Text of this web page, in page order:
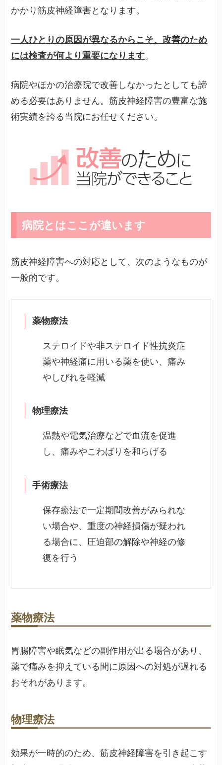
かかり筋皮神経障害となります。
一人ひとりの原因が異なるからこそ、改善のため
には検査が何より重要になります。
病院やほかの治療院で改善しなかったとしても諦
める必要はありません。筋皮神経障害の豊富な施
術実績を誇る当院にお任せください。
病院とはここが違います
筋皮神経障害への対応として、次のようなものが
一般的です。
薬物療法
ステロイドや非ステロイド性抗炎症
薬や神経痛に用いる薬を使い、痛み
やしびれを軽減
物理療法
温熱や電気治療などで血流を促進
し、痛みやこわばりを和らげる
手術療法
保存療法で一定期間改善がみられな
い場合や、重度の神経損傷が疑われ
る場合に、圧迫部の解除や神経の修
復を行う
薬物療法
胃腸障害や眠気などの副作用が出る場合があり、
薬で痛みを抑えている間に原因への対処が遅れる
おそれがあります。
物理療法
効果が一時的のため、筋皮神経障害を引き起こす